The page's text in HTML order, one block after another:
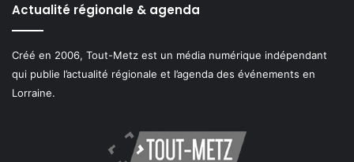
Actualité régionale & agenda
Créé en 2006, Tout-Metz est un média numérique indépendant
qui publie l’actualité régionale et l’agenda des événements en
Lorraine.